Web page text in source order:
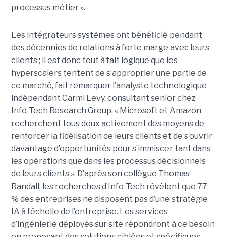
processus métier ».
Les intégrateurs systèmes ont bénéficié pendant
des décennies de relations à forte marge avec leurs
clients ; il est donc tout à fait logique que les
hyperscalers tentent de s’approprier une partie de
ce marché, fait remarquer l’analyste technologique
indépendant Carmi Levy, consultant senior chez
Info-Tech Research Group. « Microsoft et Amazon
recherchent tous deux activement des moyens de
renforcer la fidélisation de leurs clients et de s’ouvrir
davantage d’opportunités pour s’immiscer tant dans
les opérations que dans les processus décisionnels
de leurs clients ». D’après son collègue Thomas
Randall, les recherches d’Info-Tech révèlent que 77
% des entreprises ne disposent pas d’une stratégie
IA à l’échelle de l’entreprise. Les services
d’ingénierie déployés sur site répondront à ce besoin